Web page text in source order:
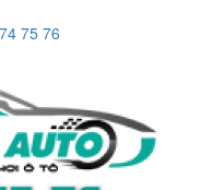
75 76